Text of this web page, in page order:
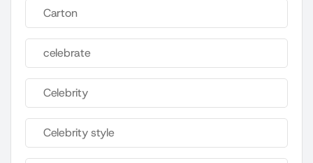
Carton
celebrate
Celebrity
Celebrity style